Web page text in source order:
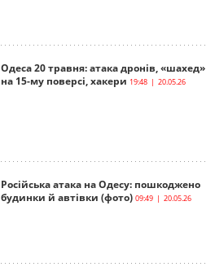
Одеса 20 травня: атака дронів, «шахед»
на 15-му поверсі, хакери 19:48 | 20.05.26
Російська атака на Одесу: пошкоджено
будинки й автівки (фото) 09:49 | 20.05.26